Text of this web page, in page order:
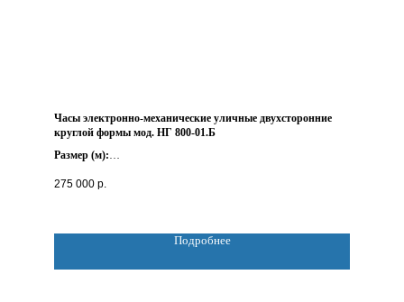
Часы электронно-механические уличные двухсторонние
круглой формы мод. НГ 800-01.Б
Размер (м):
Вес (кг):
275 000 р.
Подробнее